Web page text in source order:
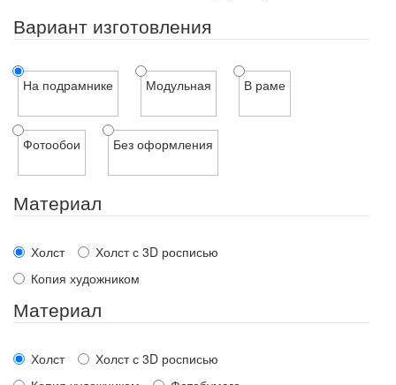
Вариант изготовления
На подрамнике Модульная В раме
Фотообои Без оформления
Материал
Холст
Холст с 3D росписью
Копия художником
Материал
Холст
Холст с 3D росписью